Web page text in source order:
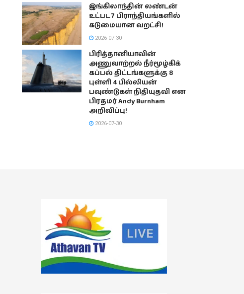
இங்கிலாந்தின் லண்டன்
உட்பட 7 பிராந்தியங்களில்
கடுமையான வறட்சி!
2026-07-30
பிரித்தானியாவின்
அணுவாற்றல் நீர்மூழ்கிக்
கப்பல் திட்டங்களுக்கு 8
புள்ளி 4 பில்லியன்
பவுண்டுகள் நிதியுதவி என
பிரதமர் Andy Burnham
அறிவிப்பு!
2026-07-30